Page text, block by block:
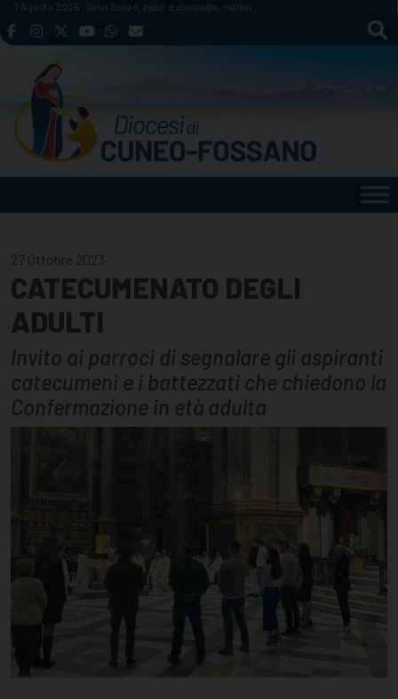
Skip
to
7 Agosto 2026 Santi Sisto II, papa, e compagni, martiri
27 Ottobre 2023
CATECUMENATO DEGLI
ADULTI
Invito ai parroci di segnalare gli aspiranti
catecumeni e i battezzati che chiedono la
Confermazione in età adulta